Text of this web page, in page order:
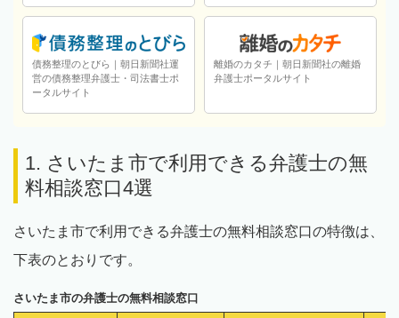
債務整理のとびら｜朝日新聞社運
営の債務整理弁護士・司法書士ポ
ータルサイト
離婚のカタチ｜朝日新聞社の離婚
弁護士ポータルサイト
1. さいたま市で利用できる弁護士の無
料相談窓口4選
さいたま市で利用できる弁護士の無料相談窓口の特徴は、
下表のとおりです。
さいたま市の弁護士の無料相談窓口